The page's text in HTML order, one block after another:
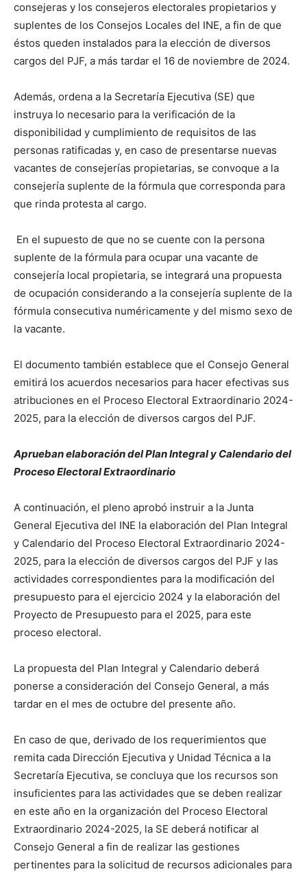
consejeras y los consejeros electorales propietarios y
suplentes de los Consejos Locales del INE, a fin de que
éstos queden instalados para la elección de diversos
cargos del PJF, a más tardar el 16 de noviembre de 2024.
Además, ordena a la Secretaría Ejecutiva (SE) que
instruya lo necesario para la verificación de la
disponibilidad y cumplimiento de requisitos de las
personas ratificadas y, en caso de presentarse nuevas
vacantes de consejerías propietarias, se convoque a la
consejería suplente de la fórmula que corresponda para
que rinda protesta al cargo.
En el supuesto de que no se cuente con la persona
suplente de la fórmula para ocupar una vacante de
consejería local propietaria, se integrará una propuesta
de ocupación considerando a la consejería suplente de la
fórmula consecutiva numéricamente y del mismo sexo de
la vacante.
El documento también establece que el Consejo General
emitirá los acuerdos necesarios para hacer efectivas sus
atribuciones en el Proceso Electoral Extraordinario 2024-
2025, para la elección de diversos cargos del PJF.
Aprueban elaboración del Plan Integral y Calendario del
Proceso Electoral Extraordinario
A continuación, el pleno aprobó instruir a la Junta
General Ejecutiva del INE la elaboración del Plan Integral
y Calendario del Proceso Electoral Extraordinario 2024-
2025, para la elección de diversos cargos del PJF y las
actividades correspondientes para la modificación del
presupuesto para el ejercicio 2024 y la elaboración del
Proyecto de Presupuesto para el 2025, para este
proceso electoral.
La propuesta del Plan Integral y Calendario deberá
ponerse a consideración del Consejo General, a más
tardar en el mes de octubre del presente año.
En caso de que, derivado de los requerimientos que
remita cada Dirección Ejecutiva y Unidad Técnica a la
Secretaría Ejecutiva, se concluya que los recursos son
insuficientes para las actividades que se deben realizar
en este año en la organización del Proceso Electoral
Extraordinario 2024-2025, la SE deberá notificar al
Consejo General a fin de realizar las gestiones
pertinentes para la solicitud de recursos adicionales para